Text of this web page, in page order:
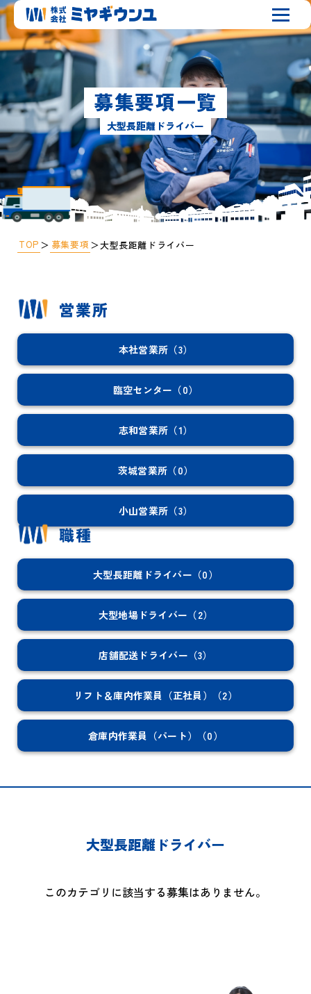
募集要項一覧
大型長距離ドライバー
TOP ＞ 募集要項 ＞大型長距離ドライバー
営業所
本社営業所（3）
臨空センター（0）
志和営業所（1）
茨城営業所（0）
小山営業所（3）
職種
大型長距離ドライバー（0）
大型地場ドライバー（2）
店舗配送ドライバー（3）
リフト＆庫内作業員（正社員）（2）
倉庫内作業員（パート）（0）
大型長距離ドライバー
このカテゴリに該当する募集はありません。